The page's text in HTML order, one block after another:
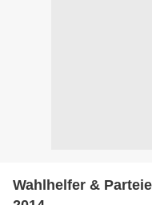
Wahlhelfer &